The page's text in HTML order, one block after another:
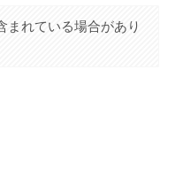
まれている場合があり